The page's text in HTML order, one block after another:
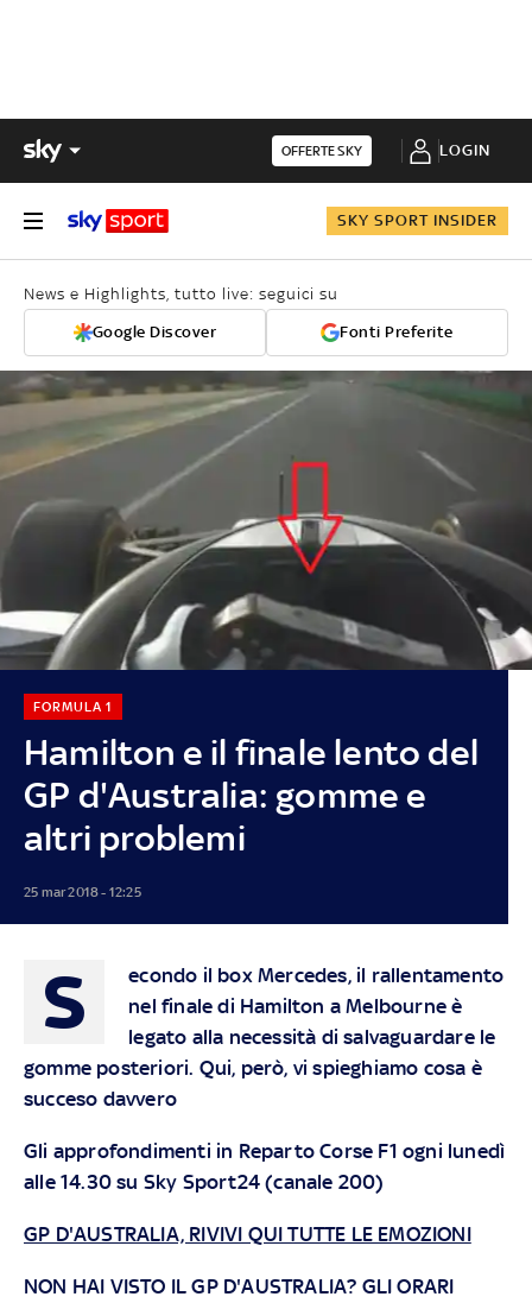
OFFERTE SKY LOGIN
SKY SPORT INSIDER
News e Highlights, tutto live: seguici su
Google Discover Fonti Preferite
Hamilton e il finale lento del
GP d'Australia: gomme e
altri problemi
FORMULA 1
25 mar 2018 - 12:25
S
econdo il box Mercedes, il rallentamento
nel finale di Hamilton a Melbourne è
legato alla necessità di salvaguardare le
gomme posteriori. Qui, però, vi spieghiamo cosa è
succeso davvero
Gli approfondimenti in Reparto Corse F1 ogni lunedì
alle 14.30 su Sky Sport24 (canale 200)
GP D'AUSTRALIA, RIVIVI QUI TUTTE LE EMOZIONI
NON HAI VISTO IL GP D'AUSTRALIA? GLI ORARI